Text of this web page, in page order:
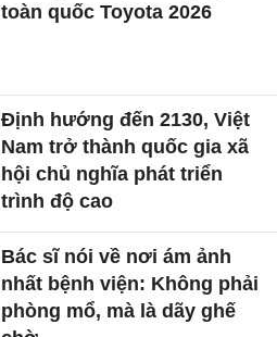
toàn quốc Toyota 2026
Định hướng đến 2130, Việt
Nam trở thành quốc gia xã
hội chủ nghĩa phát triển
trình độ cao
Bác sĩ nói về nơi ám ảnh
nhất bệnh viện: Không phải
phòng mổ, mà là dãy ghế